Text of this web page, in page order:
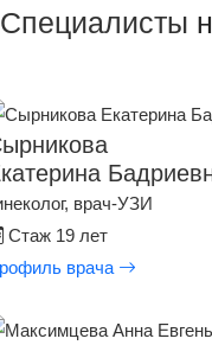
Специалисты
врач-УЗИ
Стаж 19 лет
врача